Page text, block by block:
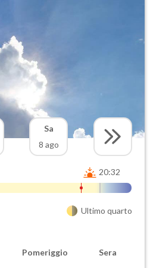
Sa
8 ago
20:32
Ultimo quarto
Pomeriggio Sera